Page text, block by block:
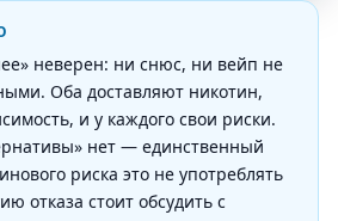
неверен: ни снюс, ни вейп не
Оба доставляют никотин,
и у каждого свои риски.
нет — единственный
риска это не употреблять
отказа стоит обсудить с